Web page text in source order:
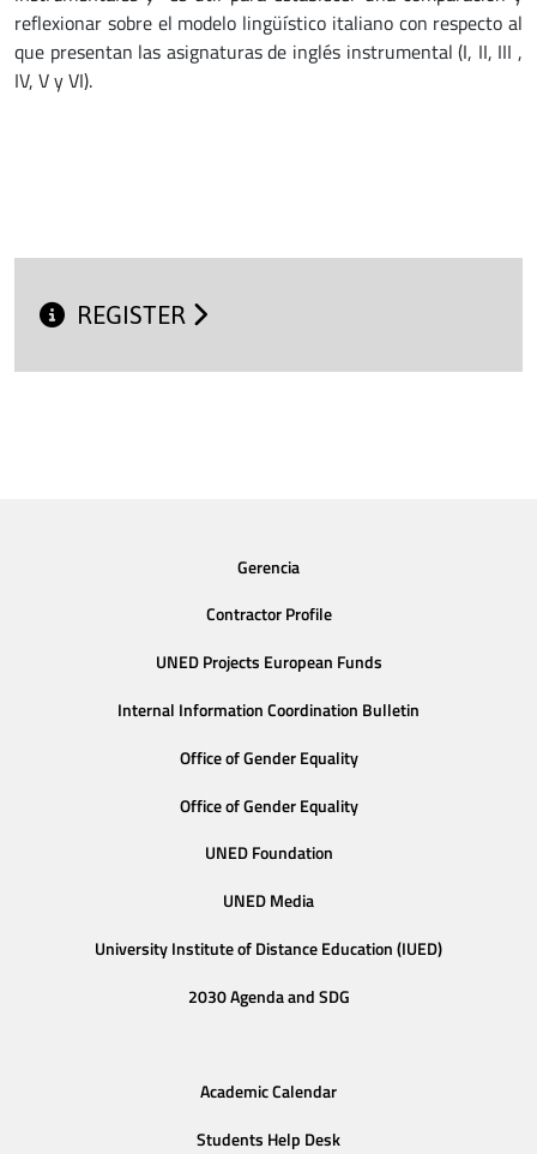
reflexionar sobre el modelo lingüístico italiano con respecto al
que presentan las asignaturas de inglés instrumental (I, II, III ,
IV, V y VI).
REGISTER
Gerencia
Contractor Profile
UNED Projects European Funds
Internal Information Coordination Bulletin
Office of Gender Equality
Office of Gender Equality
UNED Foundation
UNED Media
University Institute of Distance Education (IUED)
2030 Agenda and SDG
Academic Calendar
Students Help Desk